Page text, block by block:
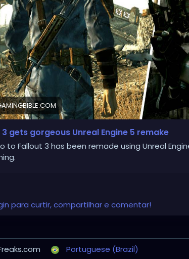
gets gorgeous Unreal Engine 5 remake
to Fallout 3 has been remade using Unreal
para curtir, compartilhar e comentar!
Portuguese (Brazil)